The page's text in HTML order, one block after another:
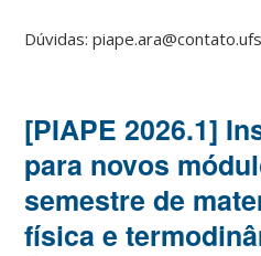
Dúvidas:
[PIAPE 2026.1]
para novos
semestre de
física e